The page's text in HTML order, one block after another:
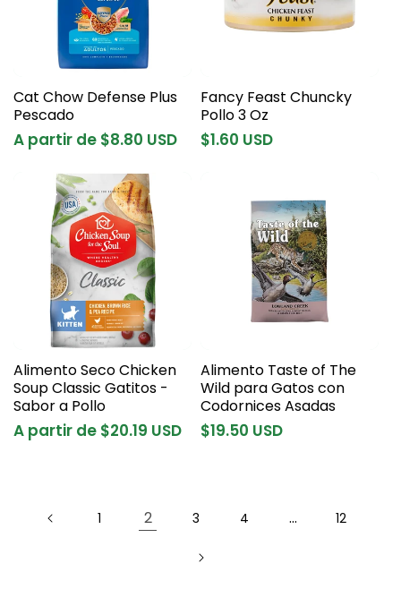
Cat Chow Defense Plus
Pescado
Precio
A partir de $8.80 USD
Fancy Feast Chuncky
Pollo 3 Oz
Precio
$1.60 USD
Alimento Seco Chicken
Soup Classic Gatitos -
Sabor a Pollo
Precio
A partir de $20.19 USD
Alimento Taste of The
Wild para Gatos con
Codornices Asadas
Precio
$19.50 USD
1 2 3 4 … 12